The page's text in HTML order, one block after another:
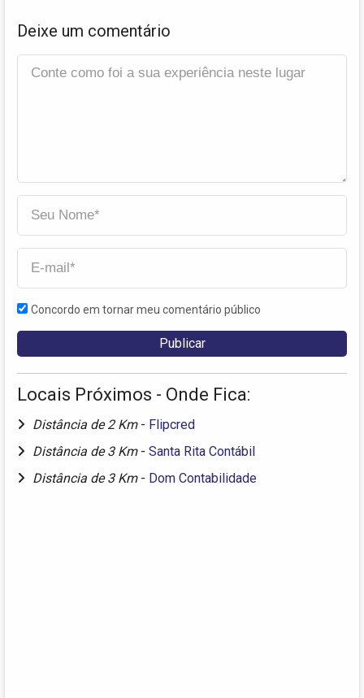
Deixe um comentário
Concordo em tornar meu comentário público
Locais Próximos - Onde Fica:
Distância de 2 Km - Flipcred
Distância de 3 Km - Santa Rita Contábil
Distância de 3 Km - Dom Contabilidade